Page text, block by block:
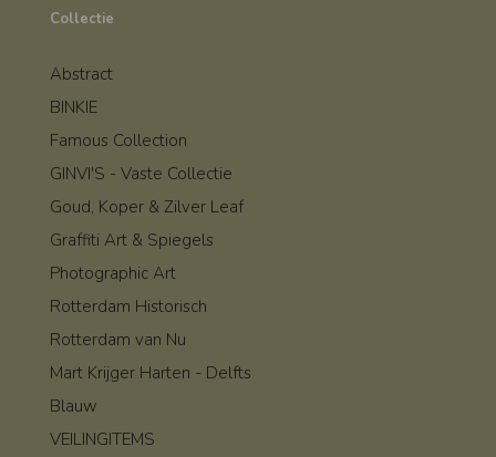
Collectie
Abstract
BINKIE
Famous Collection
GINVI'S - Vaste Collectie
Goud, Koper & Zilver Leaf
Graffiti Art & Spiegels
Photographic Art
Rotterdam Historisch
Rotterdam van Nu
Mart Krijger Harten - Delfts
Blauw
VEILINGITEMS